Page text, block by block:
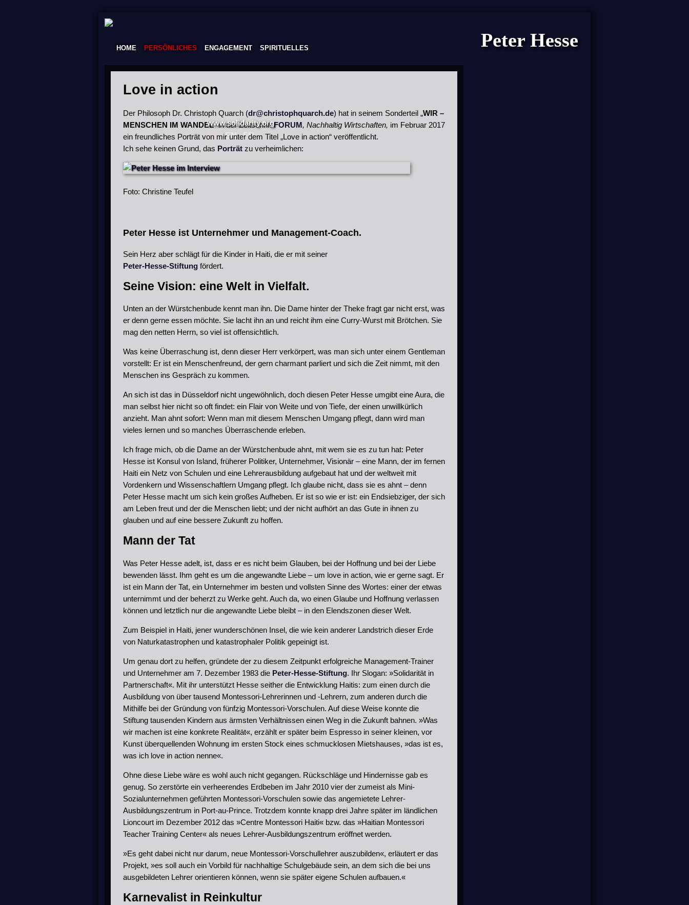
Peter Hesse
www.solidarity.org
DE
EN FR
NAVIGATION
HOME PERSÖNLICHES ENGAGEMENT SPIRITUELLES
Love in action
Der Philosoph Dr. Christoph Quarch (dr@christophquarch.de) hat in seinem Sonderteil „WIR –
MENSCHEN IM WANDEL“ in der ZeitschriftFORUM, Nachhaltig Wirtschaften, im Februar 2017
ein freundliches Porträt von mir unter dem Titel „Love in action“ veröffentlicht.
Ich sehe keinen Grund, das Porträt zu verheimlichen:
Foto: Christine Teufel
Peter Hesse ist Unternehmer und Management-Coach.
Sein Herz aber schlägt für die Kinder in Haiti, die er mit seiner
Peter-Hesse-Stiftung fördert.
Seine Vision: eine Welt in Vielfalt.
Unten an der Würstchenbude kennt man ihn. Die Dame hinter der Theke fragt gar nicht erst, was
er denn gerne essen möchte. Sie lacht ihn an und reicht ihm eine Curry-Wurst mit Brötchen. Sie
mag den netten Herrn, so viel ist offensichtlich.
Was keine Überraschung ist, denn dieser Herr verkörpert, was man sich unter einem Gentleman
vorstellt: Er ist ein Menschenfreund, der gern charmant parliert und sich die Zeit nimmt, mit den
Menschen ins Gespräch zu kommen.
An sich ist das in Düsseldorf nicht ungewöhnlich, doch diesen Peter Hesse umgibt eine Aura, die
man selbst hier nicht so oft findet: ein Flair von Weite und von Tiefe, der einen unwillkürlich
anzieht. Man ahnt sofort: Wenn man mit diesem Menschen Umgang pflegt, dann wird man
vieles lernen und so manches Überraschende erleben.
Ich frage mich, ob die Dame an der Würstchenbude ahnt, mit wem sie es zu tun hat: Peter
Hesse ist Konsul von Island, früherer Politiker, Unternehmer, Visionär – eine Mann, der im fernen
Haiti ein Netz von Schulen und eine Lehrerausbildung aufgebaut hat und der weltweit mit
Vordenkern und Wissenschaftlern Umgang pflegt. Ich glaube nicht, dass sie es ahnt – denn
Peter Hesse macht um sich kein großes Aufheben. Er ist so wie er ist: ein Endsiebziger, der sich
am Leben freut und der die Menschen liebt; und der nicht aufhört an das Gute in ihnen zu
glauben und auf eine bessere Zukunft zu hoffen.
Mann der Tat
Was Peter Hesse adelt, ist, dass er es nicht beim Glauben, bei der Hoffnung und bei der Liebe
bewenden lässt. Ihm geht es um die angewandte Liebe – um love in action, wie er gerne sagt. Er
ist ein Mann der Tat, ein Unternehmer im besten und vollsten Sinne des Wortes: einer der etwas
unternimmt und der beherzt zu Werke geht. Auch da, wo einen Glaube und Hoffnung verlassen
können und letztlich nur die angewandte Liebe bleibt – in den Elendszonen dieser Welt.
Zum Beispiel in Haiti, jener wunderschönen Insel, die wie kein anderer Landstrich dieser Erde
von Naturkatastrophen und katastrophaler Politik gepeinigt ist.
Um genau dort zu helfen, gründete der zu diesem Zeitpunkt erfolgreiche Management-Trainer
und Unternehmer am 7. Dezember 1983 die Peter-Hesse-Stiftung. Ihr Slogan: »Solidarität in
Partnerschaft«. Mit ihr unterstützt Hesse seither die Entwicklung Haitis: zum einen durch die
Ausbildung von über tausend Montessori-Lehrerinnen und -Lehrern, zum anderen durch die
Mithilfe bei der Gründung von fünfzig Montessori-Vorschulen. Auf diese Weise konnte die
Stiftung tausenden Kindern aus ärmsten Verhältnissen einen Weg in die Zukunft bahnen. »Was
wir machen ist eine konkrete Realität«, erzählt er später beim Espresso in seiner kleinen, vor
Kunst überquellenden Wohnung im ersten Stock eines schmucklosen Mietshauses, »das ist es,
was ich love in action nenne«.
Ohne diese Liebe wäre es wohl auch nicht gegangen. Rückschläge und Hindernisse gab es
genug. So zerstörte ein verheerendes Erdbeben im Jahr 2010 vier der zumeist als Mini-
Sozialunternehmen geführten Montessori-Vorschulen sowie das angemietete Lehrer-
Ausbildungszentrum in Port-au-Prince. Trotzdem konnte knapp drei Jahre später im ländlichen
Lioncourt im Dezember 2012 das »Centre Montessori Haiti« bzw. das »Haitian Montessori
Teacher Training Center« als neues Lehrer-Ausbildungszentrum eröffnet werden.
»Es geht dabei nicht nur darum, neue Montessori-Vorschullehrer auszubilden«, erläutert er das
Projekt, »es soll auch ein Vorbild für nachhaltige Schulgebäude sein, an dem sich die bei uns
ausgebildeten Lehrer orientieren können, wenn sie später eigene Schulen aufbauen.«
Karnevalist in Reinkultur